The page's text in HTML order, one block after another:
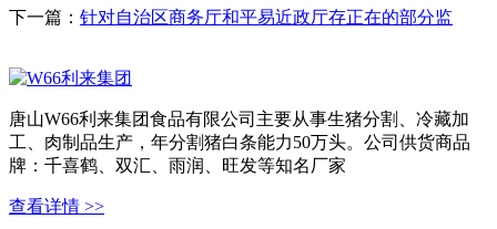
下一篇： 针对自治区商务厅和平易近政厅存正在的部分监
唐山W66利来集团食品有限公司主要从事生猪分割、冷藏加
工、肉制品生产，年分割猪白条能力50万头。公司供货商品
牌：千喜鹤、双汇、雨润、旺发等知名厂家
查看详情 >>